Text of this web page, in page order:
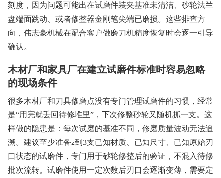
刻度，因为问题可能出在试磨件装夹基准未清洁、砂轮法兰
盘端面跳动、或者修整器金刚笔尖端已磨损。这些排查方
向，伟志豪机械在配合客户做磨刀机精度恢复时会逐一引导
确认。
木材厂和家具厂在建立试磨件标准时容易忽略
的现场条件
很多木材厂和刀具修磨点没有专门管理试磨件的习惯，经常
是“用完就丢回待修堆里”，下次修整砂轮又随机抓一支。这
样做的隐患是：每次试磨的基准不同，修磨质量波动无法追
溯。建议至少准备2到3支已知材质、已知尺寸、已知原始刃
口状态的试磨件，专门用于砂轮修整后的验证，不混入待修
批次流转。试磨件使用一定次数后刃口会逐渐变薄，需要定